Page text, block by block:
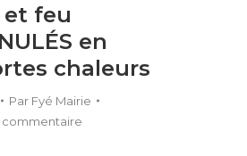
feu
en
chaleurs
Par Fyé Mairie
commentaire